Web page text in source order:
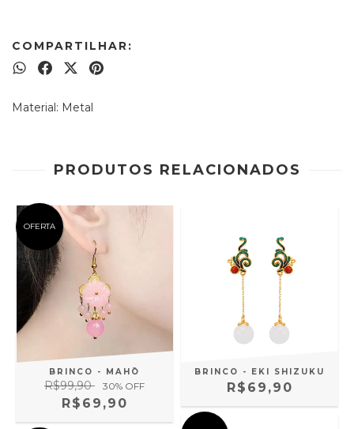
COMPARTILHAR:
Material: Metal
PRODUTOS RELACIONADOS
OFERTA
BRINCO - MAHŌ
R$99,90 30% OFF
R$69,90
BRINCO - EKI SHIZUKU
R$69,90